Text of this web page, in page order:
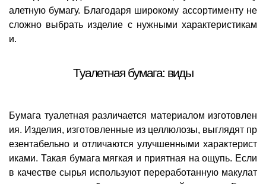
алетную бумагу. Благодаря широкому ассортименту не
сложно выбрать изделие с нужными характеристикам
и.
Туалетная бумага: виды
Бумага туалетная различается материалом изготовлен
ия. Изделия, изготовленные из целлюлозы, выглядят пр
езентабельно и отличаются улучшенными характерист
иками. Такая бумага мягкая и приятная на ощупь. Если
в качестве сырья используют переработанную макулат